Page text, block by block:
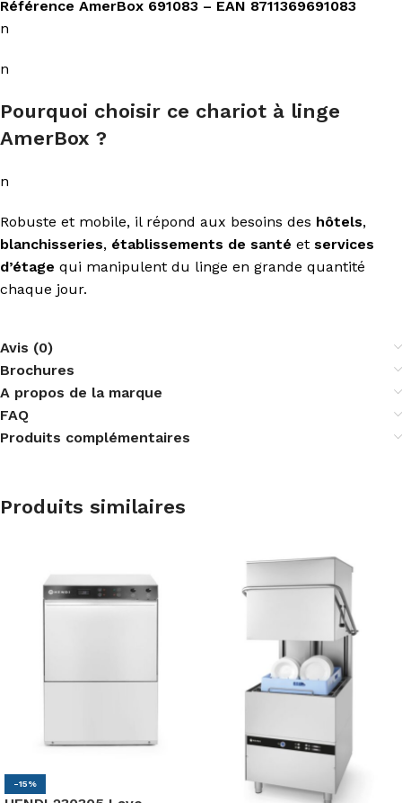
Référence AmerBox 691083 – EAN 8711369691083
n
n
Pourquoi choisir ce chariot à linge
AmerBox ?
n
Robuste et mobile, il répond aux besoins des hôtels,
blanchisseries, établissements de santé et services
d’étage qui manipulent du linge en grande quantité
chaque jour.
Avis (0)
Brochures
A propos de la marque
FAQ
Produits complémentaires
Produits similaires
-15%